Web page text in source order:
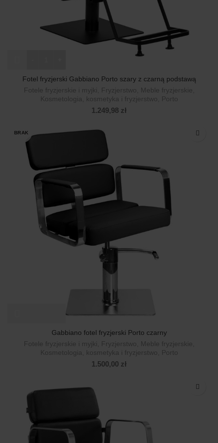
ilość Fotel fryzjerski Gabbiano Porto szary z czarną podstawą
Fotel fryzjerski Gabbiano Porto szary z czarną podstawą
Fotele fryzjerskie i myjki
Fryzjerstwo Meble fryzjerskie
Kosmetologia, kosmetyka i fryzjerstwo
Porto
1.249,98 zł
BRAK
Gabbiano fotel fryzjerski Porto czarny
Fotele fryzjerskie i myjki
Fryzjerstwo Meble fryzjerskie
Kosmetologia, kosmetyka i fryzjerstwo
Porto
1.500,00 zł